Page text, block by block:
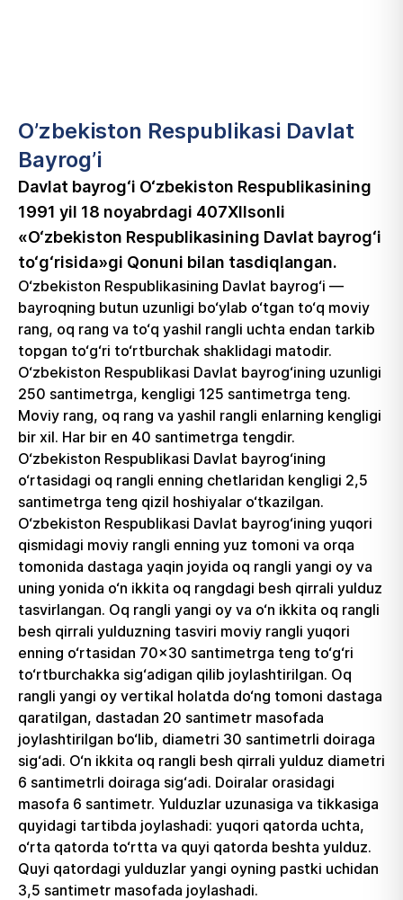
O’zbekiston Respublikasi Davlat
Bayrog’i
Davlat bayrog‘i O‘zbekiston Respublikasining
1991 yil 18 noyabrdagi 407­XII­sonli
«O‘zbekiston Respublikasining Davlat bayrog‘i
to‘g‘risida»gi Qonuni bilan tasdiqlangan.
O‘zbekiston Respublikasining Davlat bayrog‘i —
bayroqning butun uzunligi bo‘ylab o‘tgan to‘q moviy
rang, oq rang va to‘q yashil rangli uchta endan tarkib
topgan to‘g‘ri to‘rtburchak shaklidagi matodir.
O‘zbekiston Respublikasi Davlat bayrog‘ining uzunligi
250 santimetrga, kengligi 125 santimetrga teng.
Moviy rang, oq rang va yashil rangli enlarning kengligi
bir xil. Har bir en 40 santimetrga tengdir.
O‘zbekiston Respublikasi Davlat bayrog‘ining
o‘rtasidagi oq rangli enning chetlaridan kengligi 2,5
santimetrga teng qizil hoshiyalar o‘tkazilgan.
O‘zbekiston Respublikasi Davlat bayrog‘ining yuqori
qismidagi moviy rangli enning yuz tomoni va orqa
tomonida dastaga yaqin joyida oq rangli yangi oy va
uning yonida o‘n ikkita oq rangdagi besh qirrali yulduz
tasvirlangan. Oq rangli yangi oy va o‘n ikkita oq rangli
besh qirrali yulduzning tasviri moviy rangli yuqori
enning o‘rtasidan 70x30 santimetrga teng to‘g‘ri
to‘rtburchakka sig‘adigan qilib joylashtirilgan. Oq
rangli yangi oy vertikal holatda do‘ng tomoni dastaga
qaratilgan, dastadan 20 santimetr masofada
joylashtirilgan bo‘lib, diametri 30 santimetrli doiraga
sig‘adi. O‘n ikkita oq rangli besh qirrali yulduz diametri
6 santimetrli doiraga sig‘adi. Doiralar orasidagi
masofa 6 santimetr. Yulduzlar uzunasiga va tikkasiga
quyidagi tartibda joylashadi: yuqori qatorda uchta,
o‘rta qatorda to‘rtta va quyi qatorda beshta yulduz.
Quyi qatordagi yulduzlar yangi oyning pastki uchidan
3,5 santimetr masofada joylashadi.